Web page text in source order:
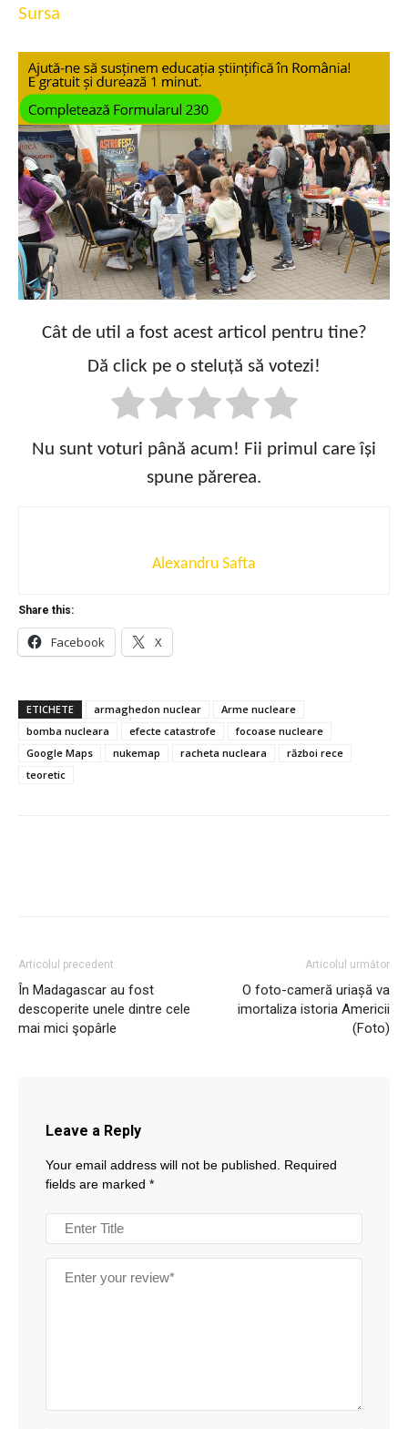
Sursa
Cât de util a fost acest articol pentru tine?
Dă click pe o steluță să votezi!
Nu sunt voturi până acum! Fii primul care își
spune părerea.
Alexandru Safta
Share this:
Facebook X
ETICHETE armaghedon nuclear
Arme nucleare
bomba nucleara
efecte catastrofe
focoase nucleare
Google Maps
nukemap racheta nucleara
război rece
teoretic
Articolul precedent
În Madagascar au fost
descoperite unele dintre cele
mai mici şopârle
Articolul următor
O foto-cameră uriașă va
imortaliza istoria Americii
(Foto)
Leave a Reply
Your email address will not be published.
Required
fields are marked *